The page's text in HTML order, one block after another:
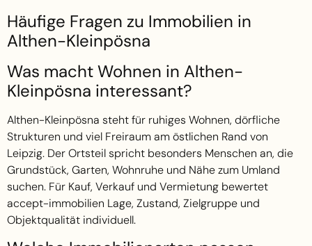
Häufige Fragen zu Immobilien in
Althen-Kleinpösna
Was macht Wohnen in Althen-
Kleinpösna interessant?
Althen-Kleinpösna steht für ruhiges Wohnen, dörfliche
Strukturen und viel Freiraum am östlichen Rand von
Leipzig. Der Ortsteil spricht besonders Menschen an, die
Grundstück, Garten, Wohnruhe und Nähe zum Umland
suchen. Für Kauf, Verkauf und Vermietung bewertet
accept-immobilien Lage, Zustand, Zielgruppe und
Objektqualität individuell.